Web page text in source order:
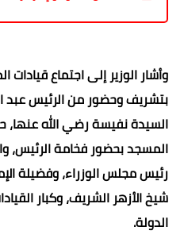
وأشار الوزير إلى اجتماع
بتشريف وحضور من الرئيس
السيدة نفيسة رضي الله عنها،
المسجد بحضور فخامة
رئيس مجلس الوزراء، وفضيلة
شيخ الأزهر الشريف، وكبار
الدولة.